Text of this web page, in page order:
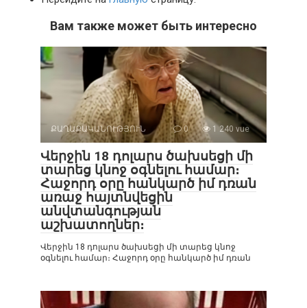
Вам также может быть интересно
ՔԱՂԱՔԱԿԱՆՈՒԹՅՈՒՆ 0 1 240 vue
Վերջին 18 դոլարս ծախսեցի մի
տարեց կնոջ օգնելու համար։
Հաջորդ օրը հանկարծ իմ դռան
առաջ հայտնվեցին
անվտանգության
աշխատողներ։
Վերջին 18 դոլարս ծախսեցի մի տարեց կնոջ
օգնելու համար։ Հաջորդ օրը հանկարծ իմ դռան